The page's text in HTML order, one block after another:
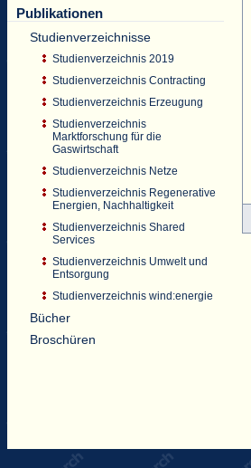
Publikationen
Studienverzeichnisse
Studienverzeichnis 2019
Studienverzeichnis Contracting
Studienverzeichnis Erzeugung
Studienverzeichnis
Marktforschung für die
Gaswirtschaft
Studienverzeichnis Netze
Studienverzeichnis Regenerative
Energien, Nachhaltigkeit
Studienverzeichnis Shared
Services
Studienverzeichnis Umwelt und
Entsorgung
Studienverzeichnis wind:energie
Bücher
Broschüren